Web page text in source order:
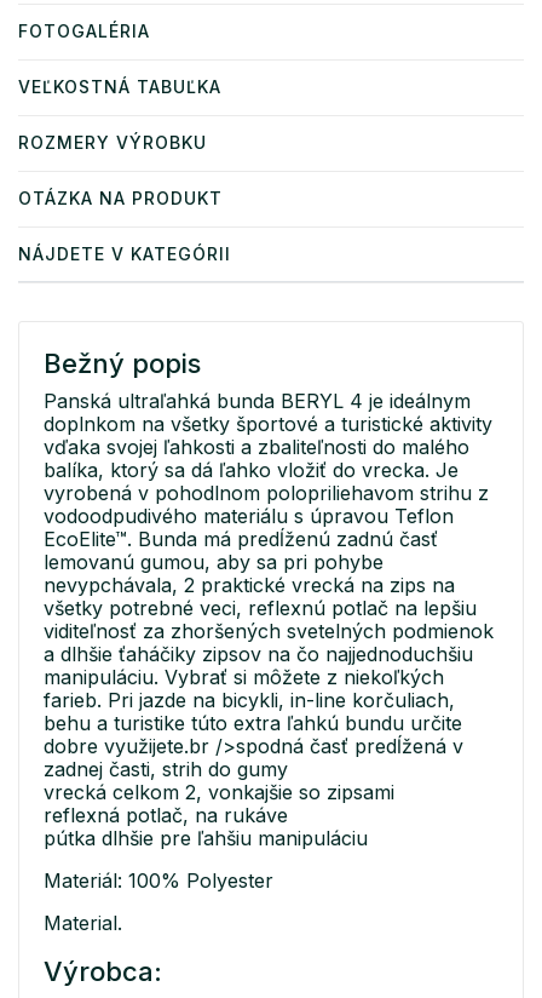
FOTOGALÉRIA
VEĽKOSTNÁ TABUĽKA
ROZMERY VÝROBKU
OTÁZKA NA PRODUKT
NÁJDETE V KATEGÓRII
Bežný popis
Panská ultraľahká bunda BERYL 4 je ideálnym
doplnkom na všetky športové a turistické aktivity
vďaka svojej ľahkosti a zbaliteľnosti do malého
balíka, ktorý sa dá ľahko vložiť do vrecka. Je
vyrobená v pohodlnom polopriliehavom strihu z
vodoodpudivého materiálu s úpravou Teflon
EcoElite™. Bunda má predĺženú zadnú časť
lemovanú gumou, aby sa pri pohybe
nevypchávala, 2 praktické vrecká na zips na
všetky potrebné veci, reflexnú potlač na lepšiu
viditeľnosť za zhoršených svetelných podmienok
a dlhšie ťaháčiky zipsov na čo najjednoduchšiu
manipuláciu. Vybrať si môžete z niekoľkých
farieb. Pri jazde na bicykli, in-line korčuliach,
behu a turistike túto extra ľahkú bundu určite
dobre využijete.br />spodná časť predĺžená v
zadnej časti, strih do gumy
vrecká celkom 2, vonkajšie so zipsami
reflexná potlač, na rukáve
pútka dlhšie pre ľahšiu manipuláciu
Materiál: 100% Polyester
Material.
Výrobca: